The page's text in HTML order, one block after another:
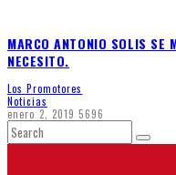
MARCO ANTONIO SOLIS SE
NECESITO.
Los Promotores
Noticias
enero 2, 2019 5696